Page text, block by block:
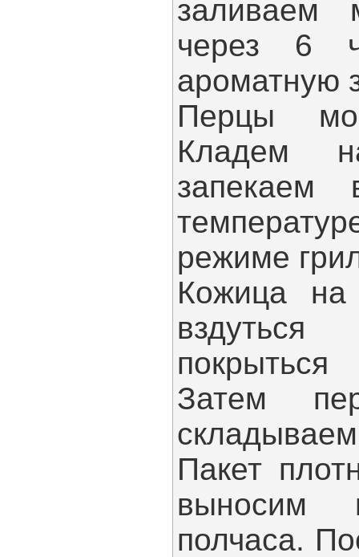
через 6
ароматную
Перцы
Кладем
запекаем
режиме
Кожица
Затем
складываем
Пакет
полчаса.